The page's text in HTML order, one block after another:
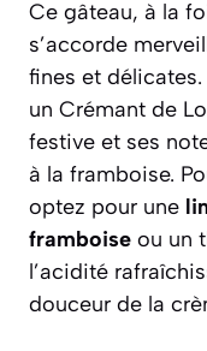
Ce gâteau, à la
s’accorde
fines et délicates.
un Crémant de
festive et ses
à la framboise.
optez pour une
framboise ou un
l’acidité
douceur de la